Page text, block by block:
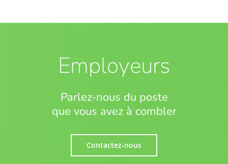
Employeurs
Parlez-nous du poste
que vous avez à combler
Contactez-nous